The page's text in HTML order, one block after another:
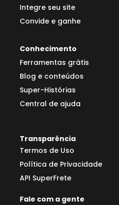
Integre seu site
Convide e ganhe
Conhecimento
Ferramentas grátis
Blog e conteúdos
Super-Histórias
Central de ajuda
Transparência
Termos de Uso
Política de Privacidade
API SuperFrete
Fale com a gente